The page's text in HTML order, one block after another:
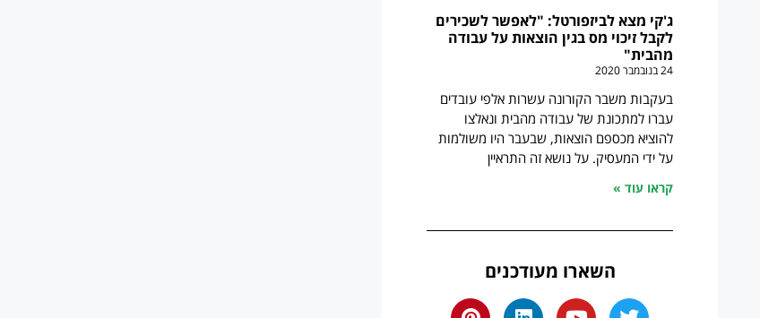
ג'קי מצא לביזפורטל: "לאפשר לשכירים
לקבל זיכוי מס בגין הוצאות על עבודה
מהבית"
24 בנובמבר 2020
בעקבות משבר הקורונה עשרות אלפי עובדים
עברו למתכונת של עבודה מהבית ונאלצו
להוציא מכספם הוצאות, שבעבר היו משולמות
על ידי המעסיק. על נושא זה התראיין
קראו עוד »
השארו מעודכנים